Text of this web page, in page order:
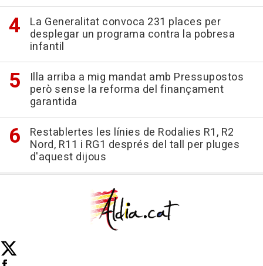
La Generalitat convoca 231 places per
desplegar un programa contra la pobresa
infantil
Illa arriba a mig mandat amb Pressupostos
però sense la reforma del finançament
garantida
Restablertes les línies de Rodalies R1, R2
Nord, R11 i RG1 després del tall per pluges
d'aquest dijous